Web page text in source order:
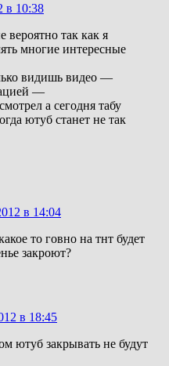
в 10:38
вероятно так как я
многие интересные
видишь видео —
—
а сегодня табу
ютуб станет не так
в 14:04
то говно на тнт будет
закроют?
в 18:45
ютуб закрывать не будут